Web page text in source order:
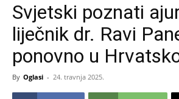
Svjetski poznati
liječnik dr. Ravi
ponovno u
By Oglasi - 24. travnja 2025.